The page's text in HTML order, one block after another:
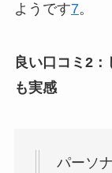
ようです7。
良い口コミ2
も実感
パーソ